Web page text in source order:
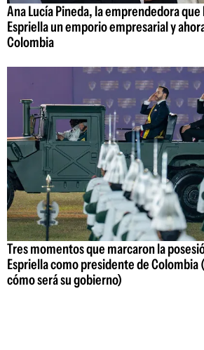
Ana Lucía Pineda, la emprendedora
Espriella un emporio empresarial y
Colombia
Tres momentos que marcaron la
Espriella como presidente de Colombia
cómo será su gobierno)